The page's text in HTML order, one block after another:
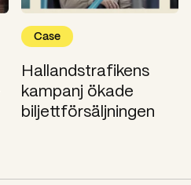
Case
Hallandstrafikens
kampanj ökade
biljettförsäljningen